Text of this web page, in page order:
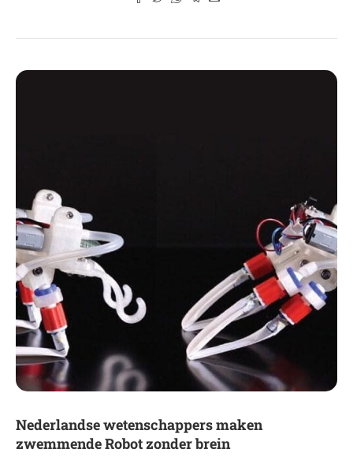
Nederlandse wetenschappers maken
zwemmende Robot zonder brein